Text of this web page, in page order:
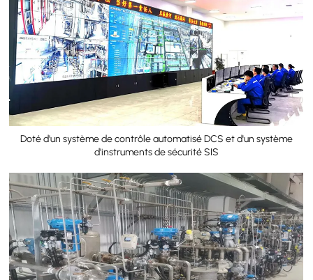
Doté d'un système de contrôle automatisé DCS et d'un système
d'instruments de sécurité SIS